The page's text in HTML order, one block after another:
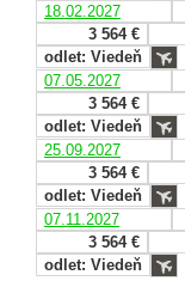
18.02.2027
3 564 €
odlet: Viedeň
07.05.2027
3 564 €
odlet: Viedeň
25.09.2027
3 564 €
odlet: Viedeň
07.11.2027
3 564 €
odlet: Viedeň